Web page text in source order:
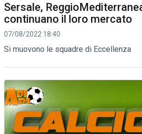
Sersale,
continuano il loro mercato
07/08/2022 18:40
Si muovono le squadre di Eccellenza